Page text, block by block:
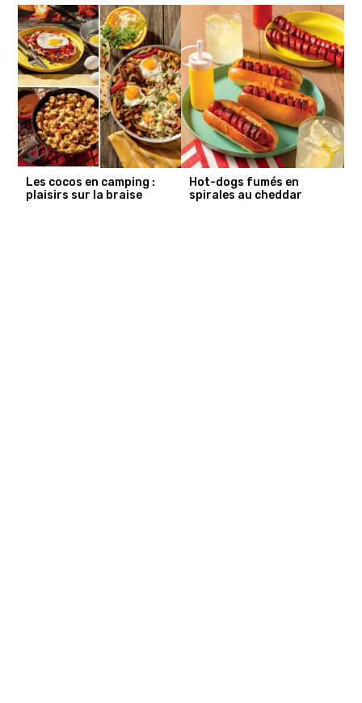
Les cocos en camping :
plaisirs sur la braise
Hot-dogs fumés en
spirales au cheddar